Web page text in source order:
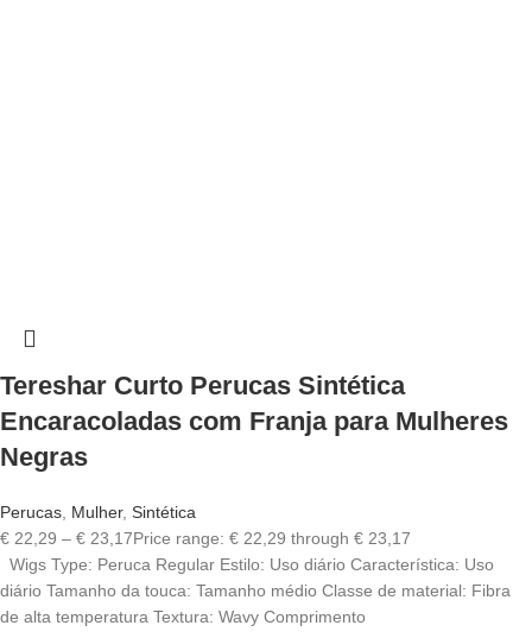
Tereshar Curto Perucas Sintética
Encaracoladas com Franja para Mulheres
Negras
Perucas, Mulher, Sintética
€ 22,29 – € 23,17Price range: € 22,29 through € 23,17
Wigs Type: Peruca Regular Estilo: Uso diário Característica: Uso
diário Tamanho da touca: Tamanho médio Classe de material: Fibra
de alta temperatura Textura: Wavy Comprimento